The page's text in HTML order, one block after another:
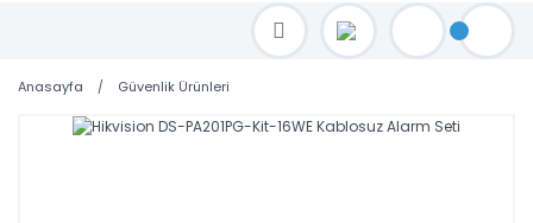
TOPTAN FİYAT ALMAK İÇİN satis@toptanbilgisayar.net MAİL ATINIZ.
SİPARİŞLERİNİZİ AYNI GÜN KARGO İLE GÖNDERİYORUZ!
Anasayfa Güvenlik Ürünleri